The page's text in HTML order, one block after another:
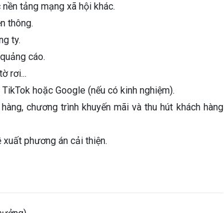
tảng mạng xã hội khác.
thông.
ty.
cáo.
rơi...
hoặc Google (nếu có kinh nghiệm).
chương trình khuyến mãi và thu hút khách hàng
phương án cải thiện.